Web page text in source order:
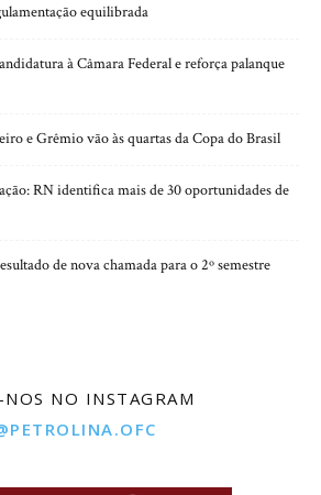
equilibrada
à Câmara Federal e reforça palanque
e Grêmio vão às quartas da Copa do Brasil
RN identifica mais de 30 oportunidades de
de nova chamada para o 2º semestre
NOS NO INSTAGRAM